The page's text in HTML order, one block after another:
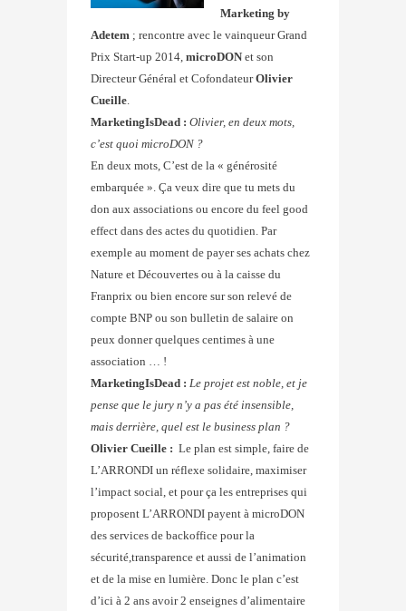
Marketing by
Adetem ; rencontre avec le vainqueur Grand
Prix Start-up 2014, microDON et son
Directeur Général et CofondateurOlivier
Cueille
MarketingIsDead : Olivier, en deux mots,
c’est quoi microDON ?
En deux mots, C’est de la « générosité
embarquée ». Ça veux dire que tu mets du
don aux associations ou encore du feel good
effect dans des actes du quotidien. Par
exemple au moment de payer ses achats chez
Nature et Découvertes ou à la caisse du
Franprix ou bien encore sur son relevé de
compte BNP ou son bulletin de salaire on
peux donner quelques centimes à une
association … !
MarketingIsDead : Le projet est noble, et je
pense que le jury n’y a pas été insensible,
mais derrière, quel est le business plan ?
Olivier Cueille : Le plan est simple, faire de
L’ARRONDI un réflexe solidaire, maximiser
l’impact social, et pour ça les entreprises qui
proposent L’ARRONDI payent à microDON
des services de backoffice pour la
sécurité,transparence et aussi de l’animation
et de la mise en lumière. Donc le plan c’est
d’ici à 2 ans avoir 2 enseignes d’alimentaire